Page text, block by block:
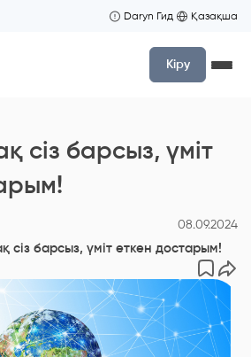
Daryn Гид Қазақша
Кіру
сіз барсыз, үміт
08.09.2024
сіз барсыз, үміт еткен достарым!